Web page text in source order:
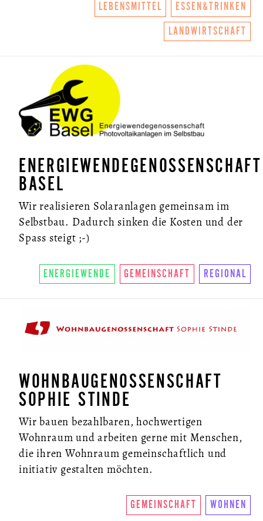
LEBENSMITTEL ESSEN&TRINKEN
LANDWIRTSCHAFT
ENERGIEWENDEGENOSSENSCHAFT
BASEL
Wir realisieren Solaranlagen gemeinsam im
Selbstbau. Dadurch sinken die Kosten und der
Spass steigt ;-)
ENERGIEWENDE GEMEINSCHAFT REGIONAL
WOHNBAUGENOSSENSCHAFT
SOPHIE STINDE
Wir bauen bezahlbaren, hochwertigen
Wohnraum und arbeiten gerne mit Menschen,
die ihren Wohnraum gemeinschaftlich und
initiativ gestalten möchten.
GEMEINSCHAFT WOHNEN